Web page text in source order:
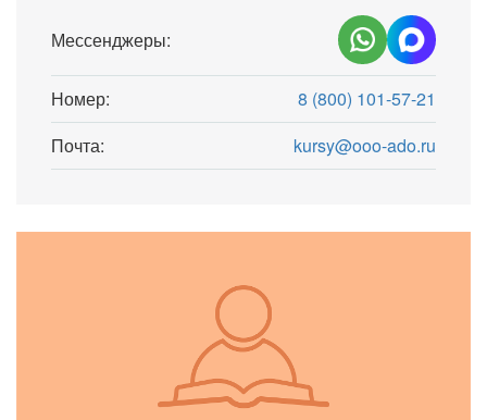
Мессенджеры:
Номер:
8 (800) 101-57-21
Почта:
kursy@ooo-ado.ru